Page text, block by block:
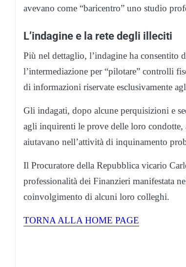
avevano come “baricentro” uno studio
L’indagine e la rete degli illeciti
Più nel dettaglio, l’indagine ha consentito
l’intermediazione per “pilotare” controlli
di informazioni riservate esclusivamente
Gli indagati, dopo alcune perquisizioni e
agli inquirenti le prove delle loro condotte,
aiutavano nell’attività di inquinamento
Il Procuratore della Repubblica vicario
professionalità dei Finanzieri manifestata
coinvolgimento di alcuni loro colleghi.
TORNA ALLA HOME PAGE